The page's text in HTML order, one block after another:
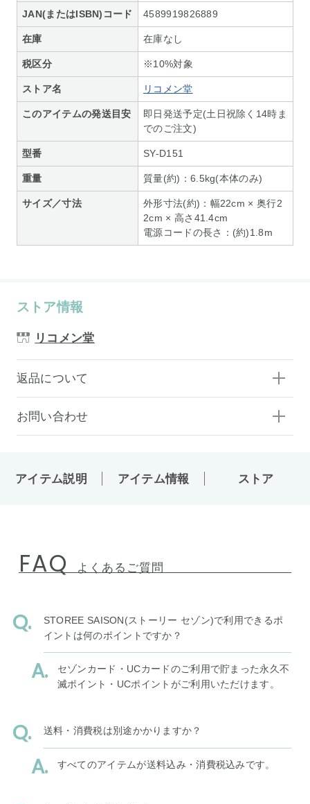
JAN(またはISBN)コード 4589919826889
在庫 在庫なし
税区分 ※10%対象
ストア名 リコメン堂
このアイテムの発送目安
即日発送予定(土日祝除く14時ま
でのご注文)
型番 SY-D151
重量 質量(約)：6.5kg(本体のみ)
サイズ／寸法
外形寸法(約)：幅22cm × 奥行2
2cm × 高さ41.4cm
電源コードの長さ：(約)1.8m
ストア情報
リコメン堂
返品について
お問い合わせ
アイテム説明 アイテム情報 ストア
FAQ よくあるご質問
STOREE SAISON(ストーリー セゾン)で利用できるポ
イントは何のポイントですか？
セゾンカード・UCカードのご利用で貯まった永久不
滅ポイント・UCポイントがご利用いただけます。
送料・消費税は別途かかりますか？
すべてのアイテムが送料込み・消費税込みです。